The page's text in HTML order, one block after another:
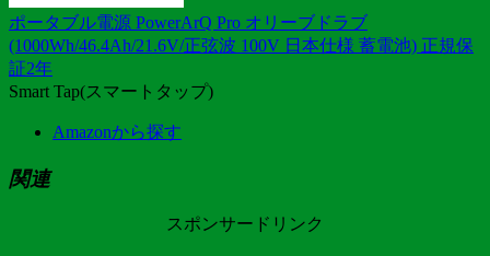
ポータブル電源 PowerArQ Pro オリーブドラブ
(1000Wh/46.4Ah/21.6V/正弦波 100V 日本仕様 蓄電池) 正規保
証2年
Smart Tap(スマートタップ)
Amazonから探す
関連
スポンサードリンク